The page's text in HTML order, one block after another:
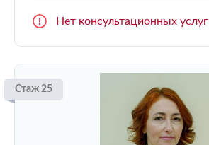
Нет консультационных услуг
Стаж 25